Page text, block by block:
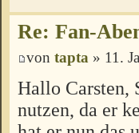
Re: Fan-
von tapta » 11.
Hallo Carsten,
nutzen, da er